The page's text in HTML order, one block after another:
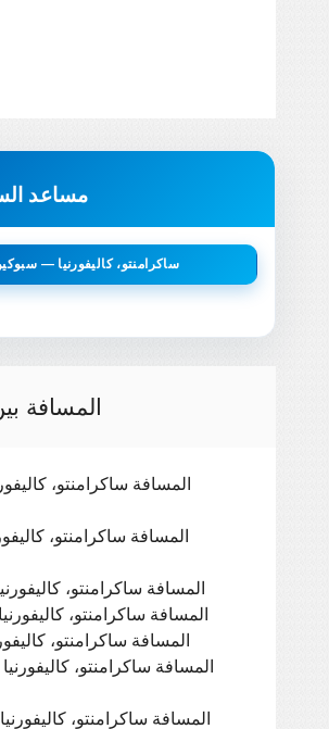
مساعد
ساكرامنتو، كاليفورنيا —
المسافة
المسافة ساكرامنتو،
المسافة ساكرامنتو،
المسافة ساكرامنتو،
المسافة ساكرامنتو،
المسافة ساكرامنتو،
المسافة ساكرامنتو،
المسافة ساكرامنتو، كاليفورنيا